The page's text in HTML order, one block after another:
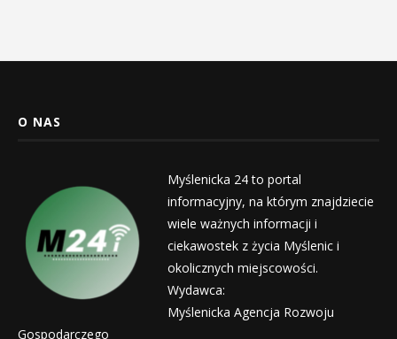
O NAS
Myślenicka 24 to portal
informacyjny, na którym znajdziecie
wiele ważnych informacji i
ciekawostek z życia Myślenic i
okolicznych miejscowości.
Wydawca:
Myślenicka Agencja Rozwoju
Gospodarczego